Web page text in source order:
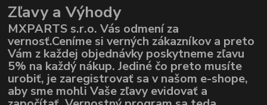
Zľavy a Výhody
MXPARTS s.r.o. Vás odmení za
vernosť.Ceníme si verných zákazníkov a preto
Vám z každej objednávky poskytneme zľavu
5% na každý nákup. Jediné čo preto musíte
urobiť, je zaregistrovať sa v našom e-shope,
aby sme mohli Vaše zľavy evidovať a